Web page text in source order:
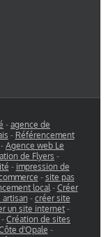
- agence de
- Référencement
- Agence web Le
de Flyers -
- impression de
- site pas
local- Créer
- créer site
un site internet -
- Création de sites
d'Opale -